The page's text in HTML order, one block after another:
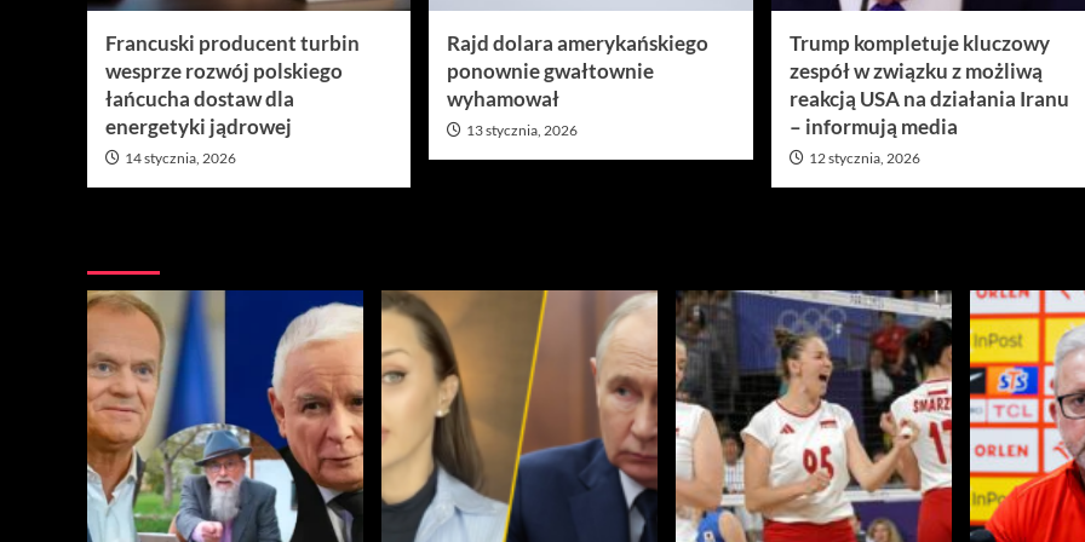
Francuski producent turbin
wesprze rozwój polskiego
łańcucha dostaw dla
energetyki jądrowej
14 stycznia, 2026
Rajd dolara amerykańskiego
ponownie gwałtownie
wyhamował
13 stycznia, 2026
Trump kompletuje kluczowy
zespół w związku z możliwą
reakcją USA na działania Iranu
– informują media
12 stycznia, 2026